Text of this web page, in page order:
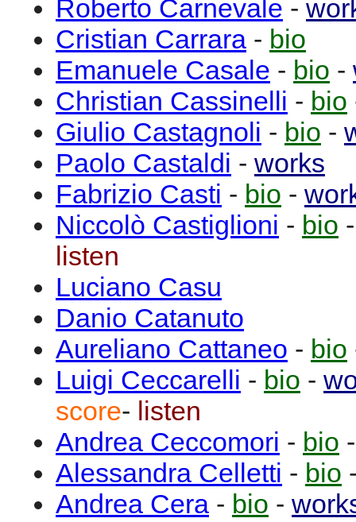
Roberto Carnevale -
Cristian Carrara - bio
Emanuele Casale - bio -
Christian Cassinelli - bio
Giulio Castagnoli - bio -
Paolo Castaldi - works
Fabrizio Casti - bio -
Niccolò Castiglioni - bio
listen
Luciano Casu
Danio Catanuto
Aureliano Cattaneo - bio
Luigi Ceccarelli - bio -
score- listen
Andrea Ceccomori - bio
Alessandra Celletti - bio
Andrea Cera - bio -